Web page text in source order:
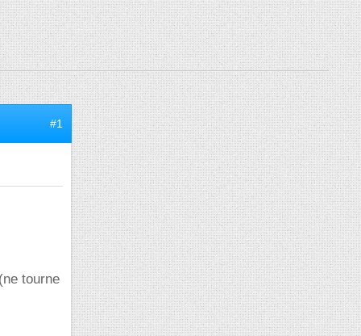
#1
tourne